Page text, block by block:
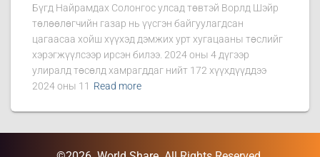
Бүгд Найрамдах Солонгос улсад төвтэй Ворлд Шэйр
төлөөлөгчийн газар нь үүсгэн байгуулагдсан
цагаасаа хойш хүүхэд дэмжих урт хугацааны төслийг
хэрэгжүүлсээр ирсэн билээ. 2024 оны 4 дүгээр
улиралд төсөлд хамрагддаг нийт 172 хүүхдүүддээ
2024 оны 11 Read more